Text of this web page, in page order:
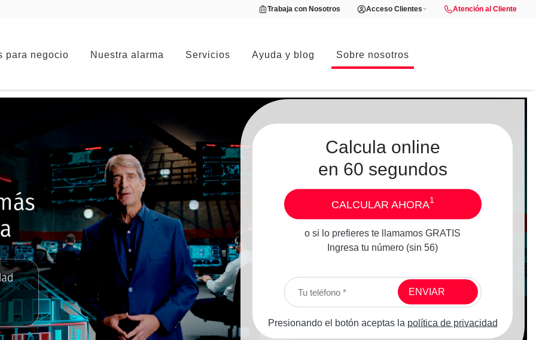
Trabaja con Nosotros Acceso Clientes Atención al Cliente
para negocio Nuestra alarma Servicios Ayuda y blog Sobre nosotros
Calcula online
en 60 segundos
CALCULAR AHORA1
o si lo prefieres te llamamos GRATIS
Ingresa tu número (sin 56)
Presionando el botón aceptas la política de privacidad